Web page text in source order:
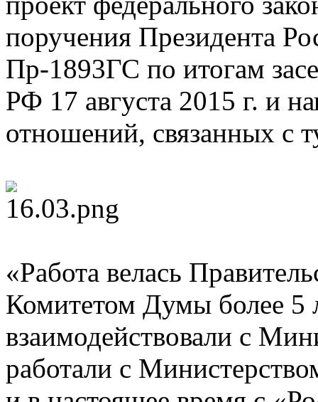
поручения Президента
Пр-1893ГС по итогам
РФ 17 августа 2015 г. и
отношений, связанных с
«Работа велась
Комитетом Думы более 5
взаимодействовали с
работали с